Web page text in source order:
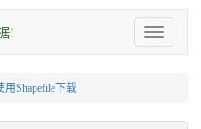
Toggle
navigation
!
Shapefile下载